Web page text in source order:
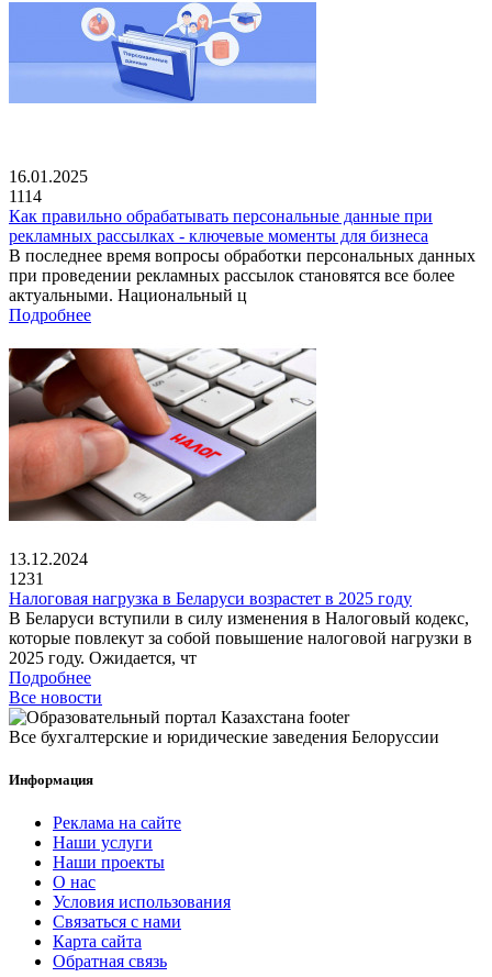
16.01.2025
1114
Как правильно обрабатывать персональные данные при
рекламных рассылках - ключевые моменты для бизнеса
В последнее время вопросы обработки персональных данных
при проведении рекламных рассылок становятся все более
актуальными. Национальный ц
Подробнее
13.12.2024
1231
Налоговая нагрузка в Беларуси возрастет в 2025 году
В Беларуси вступили в силу изменения в Налоговый кодекс,
которые повлекут за собой повышение налоговой нагрузки в
2025 году. Ожидается, чт
Подробнее
Все новости
Все бухгалтерские и юридические заведения Белоруссии
Информация
Реклама на сайте
Наши услуги
Наши проекты
О нас
Условия использования
Связаться с нами
Карта сайта
Обратная связь